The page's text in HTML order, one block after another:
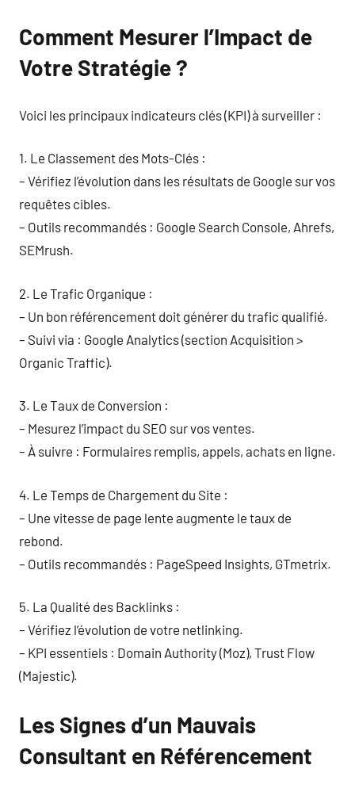
Comment Mesurer l’Impact de
Votre Stratégie ?
Voici les principaux indicateurs clés (KPI) à surveiller :
1. Le Classement des Mots-Clés :
– Vérifiez l’évolution dans les résultats de Google sur vos
requêtes cibles.
– Outils recommandés : Google Search Console, Ahrefs,
SEMrush.
2. Le Trafic Organique :
– Un bon référencement doit générer du trafic qualifié.
– Suivi via : Google Analytics (section Acquisition >
Organic Traffic).
3. Le Taux de Conversion :
– Mesurez l’impact du SEO sur vos ventes.
– À suivre : Formulaires remplis, appels, achats en ligne.
4. Le Temps de Chargement du Site :
– Une vitesse de page lente augmente le taux de
rebond.
– Outils recommandés : PageSpeed Insights, GTmetrix.
5. La Qualité des Backlinks :
– Vérifiez l’évolution de votre netlinking.
– KPI essentiels : Domain Authority (Moz), Trust Flow
(Majestic).
Les Signes d’un Mauvais
Consultant en Référencement